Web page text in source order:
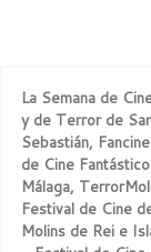
La Semana de
y de Terror de
Sebastián,
de Cine
Málaga,
Festival de Cine
Molins de Rei e